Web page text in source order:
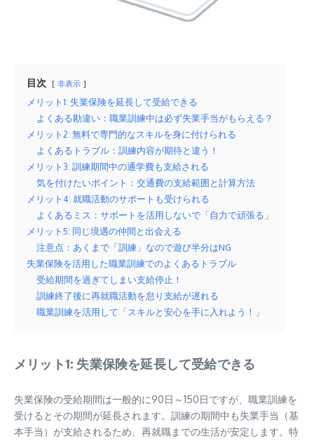
目次 非表示
メリット1: 失業保険を延長して受給できる
よくある勘違い：職業訓練中は必ず失業手当がもらえる？
メリット2: 無料で専門的なスキルを身に付けられる
よくあるトラブル：訓練内容が期待と違う！
メリット3: 訓練期間中の通学費も支給される
気を付けたいポイント：交通費の支給範囲と計算方法
メリット4: 就職活動のサポートも受けられる
よくあるミス：サポートを活用しないで「自力で頑張る」
メリット5: 同じ境遇の仲間と出会える
注意点：あくまで「訓練」なので遊び半分はNG
失業保険を活用した職業訓練でのよくあるトラブル
受給期間を過ぎてしまい支給停止！
訓練終了後に再就職活動を怠り支給が遅れる
職業訓練を活用して「スキルと安心を手に入れよう！」
メリット1: 失業保険を延長して受給できる
失業保険の受給期間は一般的に90日～150日ですが、職業訓練を
受けるとその期間が延長されます。訓練の期間中も失業手当（基
本手当）が支給されるため、再就職までの生活が安定します。特